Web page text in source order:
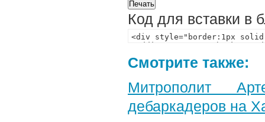
Код для вставки в
Смотрите также:
Митрополит
дебаркадеров на